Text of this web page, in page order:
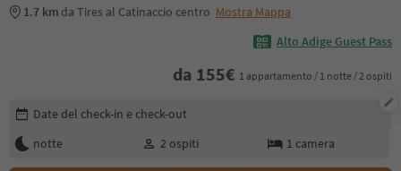
1.7 km da Tires al Catinaccio centro Mostra Mappa
Alto Adige Guest Pass
da 155€ 1 appartamento / 1 notte / 2 ospiti
Modifica i dettagli della prenotazione
Date del check-in e check-out
notte
2 ospiti 1 camera